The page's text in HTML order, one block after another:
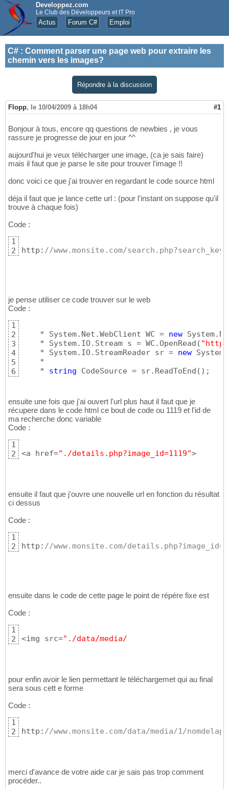
Developpez.com
Le Club des Développeurs et IT Pro
Actus Forum C# Emploi
C# : Comment parser une page web pour extraire les
chemin vers les images?
Répondre à la discussion
Flopp, le 10/04/2009 à 18h04 #1
Bonjour à tous, encore qq questions de newbies , je vous
rassure je progresse de jour en jour ^^
aujourd'hui je veux télécharger une image, (ca je sais faire)
mais il faut que je parse le site pour trouver l'image !!
donc voici ce que j'ai trouver en regardant le code source html
déja il faut que je lance cette url : (pour l'instant on suppose qu'il
trouve à chaque fois)
Code :
1
2
http: //www.monsite.com/
je pense utiliser ce code trouver sur le web
Code :
1
2
3
4
5
6
    * System.Net.WebClient WC =
new
    * System.IO.Stream s = WC.OpenRead
(
    * System.IO.StreamReader sr =
new
    *
    *
string CodeSource = sr.ReadToEnd ( ) ;
ensuite une fois que j'ai ouvert l'url plus haut il faut que je
récupere dans le code html ce bout de code ou 1119 et l'id de
ma recherche donc variable
Code :
1
2
<a href="./details.php?image_id=1119">
ensuite il faut que j'ouvre une nouvelle url en fonction du résultat
ci dessus
Code :
1
2
http: //www.monsite.com/
ensuite dans le code de cette page le point de répére fixe est
Code :
1
2
<img src="./data/media/
pour enfin avoir le lien permettant le téléchargemet qui au final
sera sous cett e forme
Code :
1
2
http: //www.monsite.com/data/media/1/
merci d'avance de votre aide car je sais pas trop comment
procéder..